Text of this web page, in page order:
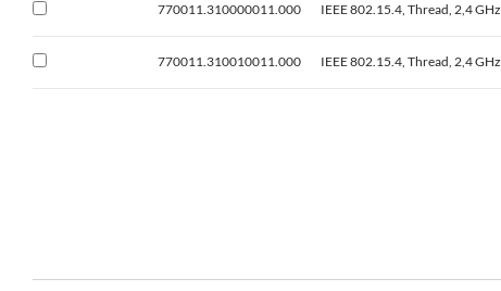
770011.310000011.000 IEEE 802.15.4, Thread, 2,4 GHz
770011.310010011.000 IEEE 802.15.4, Thread, 2,4 GHz